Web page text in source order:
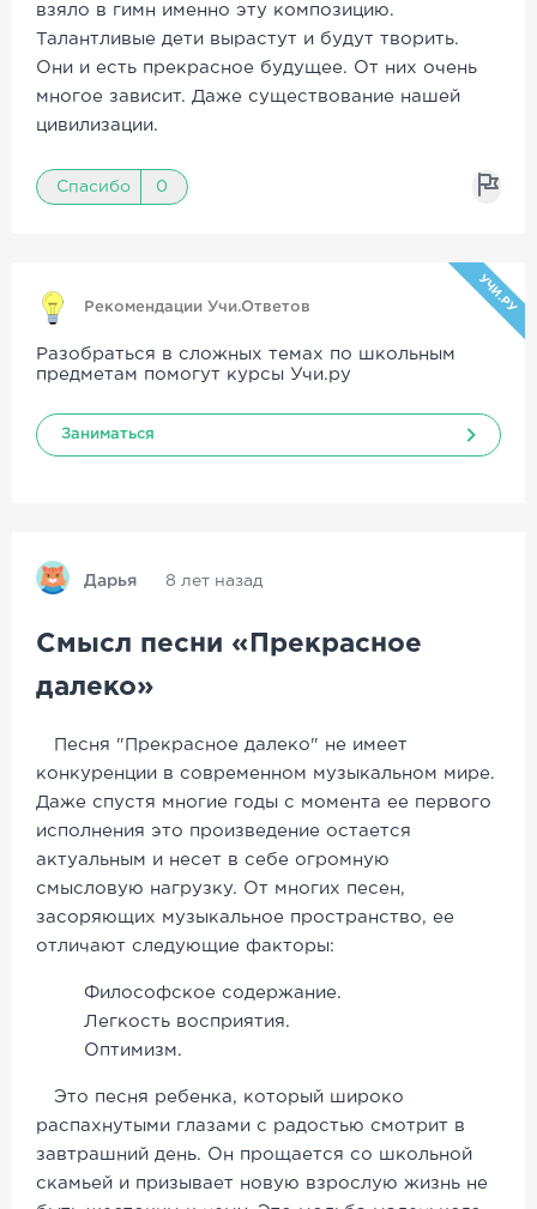
взяло в гимн именно эту композицию.
Талантливые дети вырастут и будут творить.
Они и есть прекрасное будущее. От них очень
многое зависит. Даже существование нашей
цивилизации.
Спасибо 0
Рекомендации Учи.Ответов УЧИ.РУ
Разобраться в сложных темах по школьным
предметам помогут курсы Учи.ру
Заниматься
Дарья 8 лет назад
Смысл песни «Прекрасное
далеко»
Песня "Прекрасное далеко" не имеет
конкуренции в современном музыкальном мире.
Даже спустя многие годы с момента ее первого
исполнения это произведение остается
актуальным и несет в себе огромную
смысловую нагрузку. От многих песен,
засоряющих музыкальное пространство, ее
отличают следующие факторы:
Философское содержание.
Легкость восприятия.
Оптимизм.
Это песня ребенка, который широко
распахнутыми глазами с радостью смотрит в
завтрашний день. Он прощается со школьной
скамьей и призывает новую взрослую жизнь не